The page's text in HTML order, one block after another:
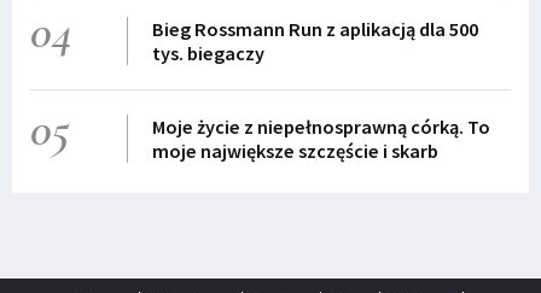
04
Bieg Rossmann Run z aplikacją dla 500
tys. biegaczy
05
Moje życie z niepełnosprawną córką. To
moje największe szczęście i skarb